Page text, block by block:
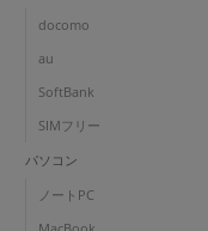
docomo
au
SoftBank
SIMフリー
パソコン
ノートPC